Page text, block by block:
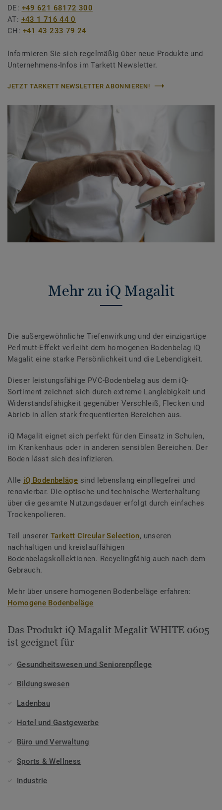
DE: +49 621 68172 300
AT: +43 1 716 44 0
CH: +41 43 233 79 24
Informieren Sie sich regelmäßig über neue Produkte und
Unternehmens-Infos im Tarkett Newsletter.
JETZT TARKETT NEWSLETTER ABONNIEREN!
Mehr zu iQ Magalit
Die außergewöhnliche Tiefenwirkung und der einzigartige
Perlmutt-Effekt verleiht dem homogenen Bodenbelag iQ
Magalit eine starke Persönlichkeit und die Lebendigkeit.
Dieser leistungsfähige PVC-Bodenbelag aus dem iQ-
Sortiment zeichnet sich durch extreme Langlebigkeit und
Widerstandsfähigkeit gegenüber Verschleiß, Flecken und
Abrieb in allen stark frequentierten Bereichen aus.
iQ Magalit eignet sich perfekt für den Einsatz in Schulen,
im Krankenhaus oder in anderen sensiblen Bereichen. Der
Boden lässt sich desinfizieren.
Alle iQ Bodenbeläge sind lebenslang einpflegefrei und
renovierbar. Die optische und technische Werterhaltung
über die gesamte Nutzungsdauer erfolgt durch einfaches
Trockenpolieren.
Teil unserer Tarkett Circular Selection, unseren
nachhaltigen und kreislauffähigen
Bodenbelagskollektionen. Recyclingfähig auch nach dem
Gebrauch.
Mehr über unsere homogenen Bodenbeläge erfahren:
Homogene Bodenbeläge
Das Produkt iQ Magalit Megalit WHITE 0605
ist geeignet für
Gesundheitswesen und Seniorenpflege
Bildungswesen
Ladenbau
Hotel und Gastgewerbe
Büro und Verwaltung
Sports & Wellness
Industrie